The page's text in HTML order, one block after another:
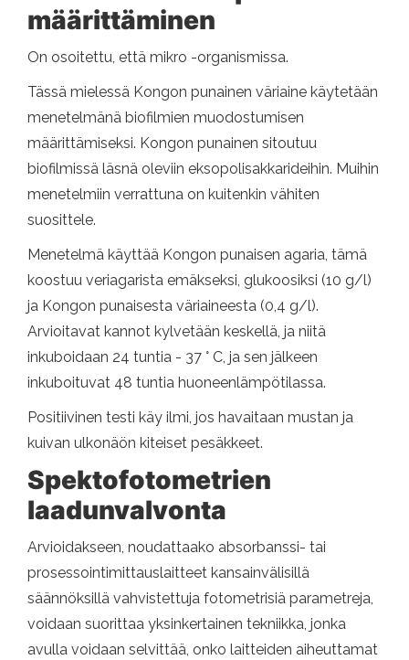
määrittäminen
On osoitettu, että mikro -organismissa.
Tässä mielessä Kongon punainen väriaine käytetään
menetelmänä biofilmien muodostumisen
määrittämiseksi. Kongon punainen sitoutuu
biofilmissä läsnä oleviin eksopolisakkarideihin. Muihin
menetelmiin verrattuna on kuitenkin vähiten
suosittele.
Menetelmä käyttää Kongon punaisen agaria, tämä
koostuu veriagarista emäkseksi, glukoosiksi (10 g/l)
ja Kongon punaisesta väriaineesta (0,4 g/l).
Arvioitavat kannot kylvetään keskellä, ja niitä
inkuboidaan 24 tuntia - 37 ° C, ja sen jälkeen
inkuboituvat 48 tuntia huoneenlämpötilassa.
Positiivinen testi käy ilmi, jos havaitaan mustan ja
kuivan ulkonäön kiteiset pesäkkeet.
Spektofotometrien
laadunvalvonta
Arvioidakseen, noudattaako absorbanssi- tai
prosessointimittauslaitteet kansainvälisillä
säännöksillä vahvistettuja fotometrisiä parametreja,
voidaan suorittaa yksinkertainen tekniikka, jonka
avulla voidaan selvittää, onko laitteiden aiheuttamat